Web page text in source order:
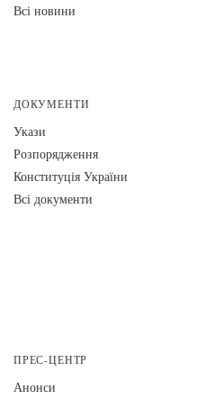
Всі новини
ДОКУМЕНТИ
Укази
Розпорядження
Конституція України
Всі документи
ПРЕС-ЦЕНТР
Анонси